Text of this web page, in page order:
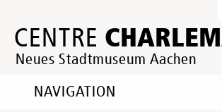
CENTRE
Neues Stadtmuseum Aachen
NAVIGATION